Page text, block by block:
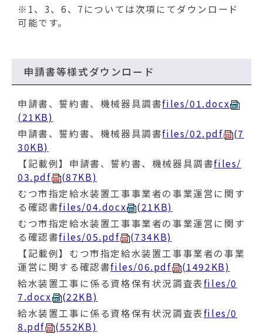
※1、3、6、7については次項にてダウンロード
可能です。
申請書等様式ダウンロード
申請書、誓約書、機械器具調書files/01.docx
(21KB)
申請書、誓約書、機械器具調書files/02.pdf
(7
30KB)
【記載例】申請書、誓約書、機械器具調書files/
03.pdf
(87KB)
むつ市指定給水装置工事事業者の事業運営に関す
る確認書files/04.docx
(21KB)
むつ市指定給水装置工事事業者の事業運営に関す
る確認書files/05.pdf
(734KB)
【記載例】むつ市指定給水装置工事事業者の事業
運営に関する確認書files/06.pdf
(1492KB)
給水装置工事に係る資格保有状況調査表files/0
7.docx
(22KB)
給水装置工事に係る資格保有状況調査表files/0
8.pdf
(552KB)